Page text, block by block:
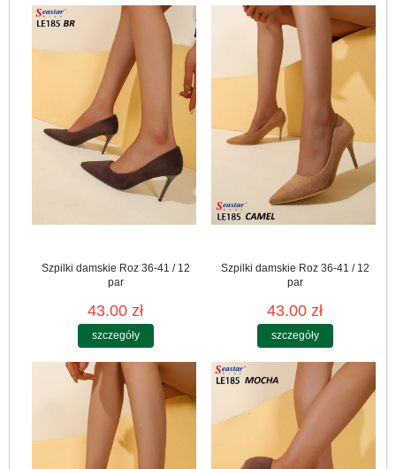
Szpilki damskie Roz 36-41 / 12
par
43.00 zł
szczegóły
Szpilki damskie Roz 36-41 / 12
par
43.00 zł
szczegóły